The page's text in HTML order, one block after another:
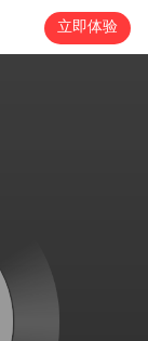
立即体验